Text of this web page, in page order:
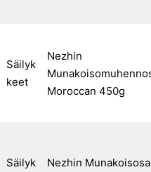
Säilyk
keet
Nezhin
Moroccan 450g
Säilyk
Nezhin